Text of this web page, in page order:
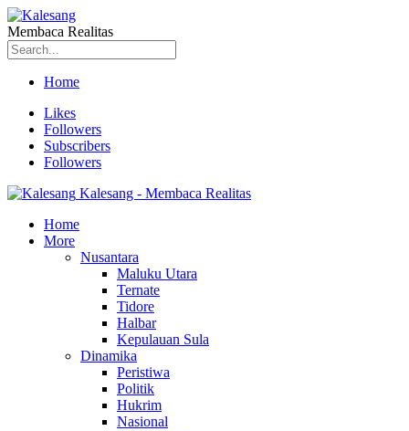
Membaca Realitas
Home
Likes
Followers
Subscribers
Followers
Kalesang - Membaca Realitas
Home
More
Nusantara
Maluku Utara
Ternate
Tidore
Halbar
Kepulauan Sula
Dinamika
Peristiwa
Politik
Hukrim
Nasional